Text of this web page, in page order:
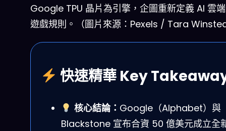
Google TPU 晶片為引擎，企圖重新定義 AI 雲
遊戲規則。（圖片來源：Pexels / Tara
快速精華 Key
核心結論： Google（Alphabet）與
Blackstone 宣布合資 50 億美元成立全